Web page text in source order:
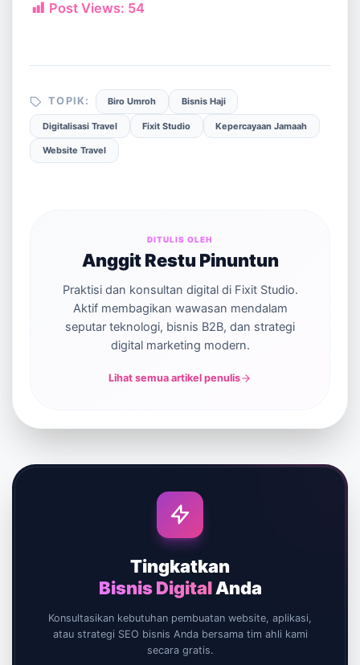
Post Views: 54
TOPIK: Biro Umroh Bisnis Haji
Digitalisasi Travel Fixit Studio Kepercayaan Jamaah
Website Travel
DITULIS OLEH
Anggit Restu Pinuntun
Praktisi dan konsultan digital di Fixit Studio.
Aktif membagikan wawasan mendalam
seputar teknologi, bisnis B2B, dan strategi
digital marketing modern.
Lihat semua artikel penulis
Tingkatkan
Bisnis DigitalAnda
Konsultasikan kebutuhan pembuatan website, aplikasi,
atau strategi SEO bisnis Anda bersama tim ahli kami
secara gratis.